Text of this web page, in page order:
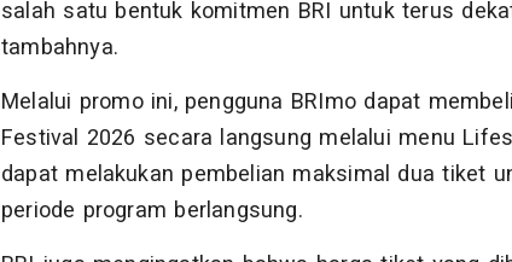
salah satu bentuk komitmen BRI untuk terus
tambahnya.
Melalui promo ini, pengguna BRImo dapat
Festival 2026 secara langsung melalui menu
dapat melakukan pembelian maksimal dua tiket
periode program berlangsung.